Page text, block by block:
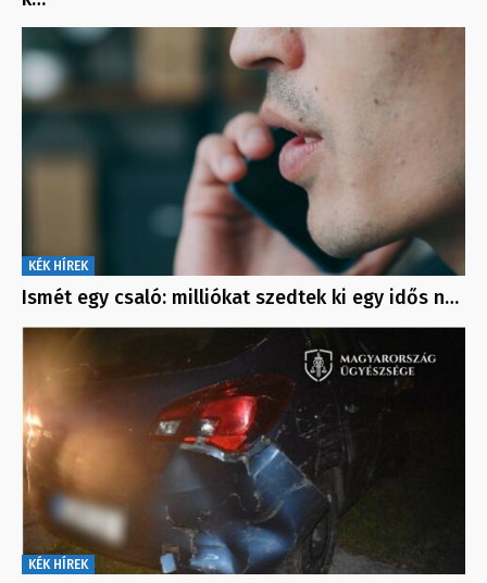
KÉK HÍREK
Ismét egy csaló: milliókat szedtek ki egy idős n…
KÉK HÍREK